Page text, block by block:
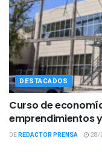
DESTACADOS
Curso de
emprendimientos
DEREDACTOR PRENSA 28/